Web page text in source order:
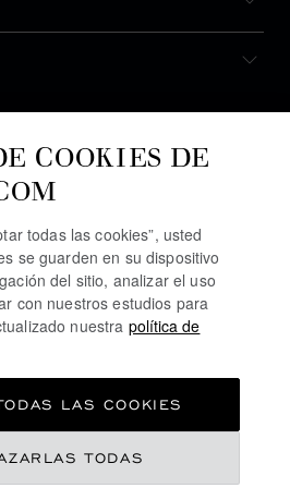
COOKIES DE
todas las cookies”, usted
se guarden en su dispositivo
del sitio, analizar el uso
con nuestros estudios para
nuestra política de
TODAS
LAS COOKIES